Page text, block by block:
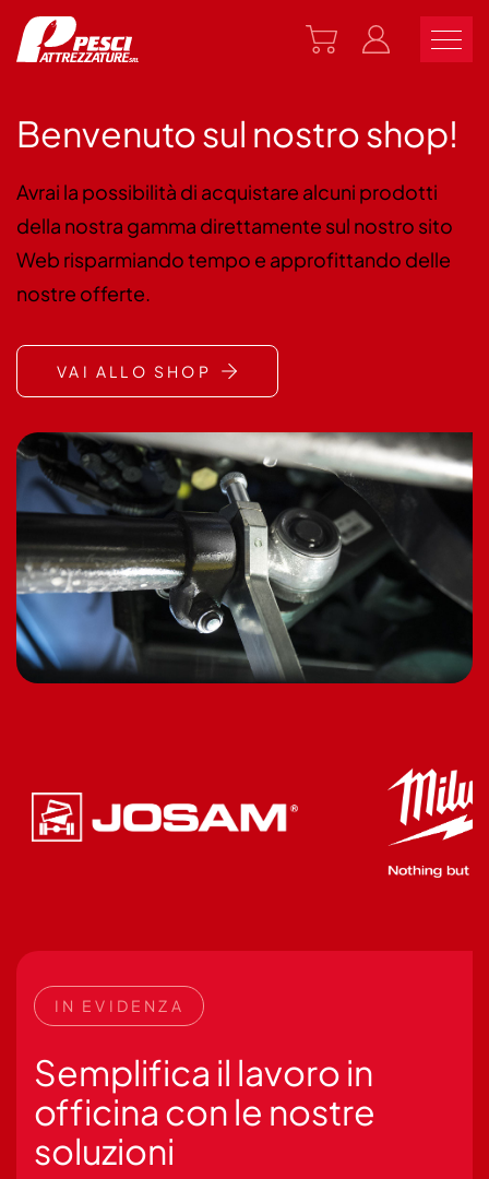
Benvenuto sul nostro shop!
Avrai la possibilità di acquistare alcuni prodotti
della nostra gamma direttamente sul nostro sito
Web risparmiando tempo e approfittando delle
nostre offerte.
VAI ALLO SHOP
IN EVIDENZA
Semplifica il lavoro in
officina con le nostre
soluzioni